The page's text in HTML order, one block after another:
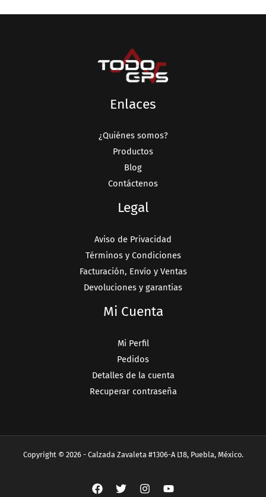
Enlaces
¿Quiénes somos?
Productos
Blog
Contáctenos
Legal
Aviso de Privacidad
Términos y Condiciones
Facturación, Envío y Ventas
Devoluciones y garantias
Mi Cuenta
Mi Perfil
Pedidos
Detalles de la cuenta
Recuperar contraseña
Copyright © 2026 - Calzada Zavaleta #1306-A L18, Puebla, México.